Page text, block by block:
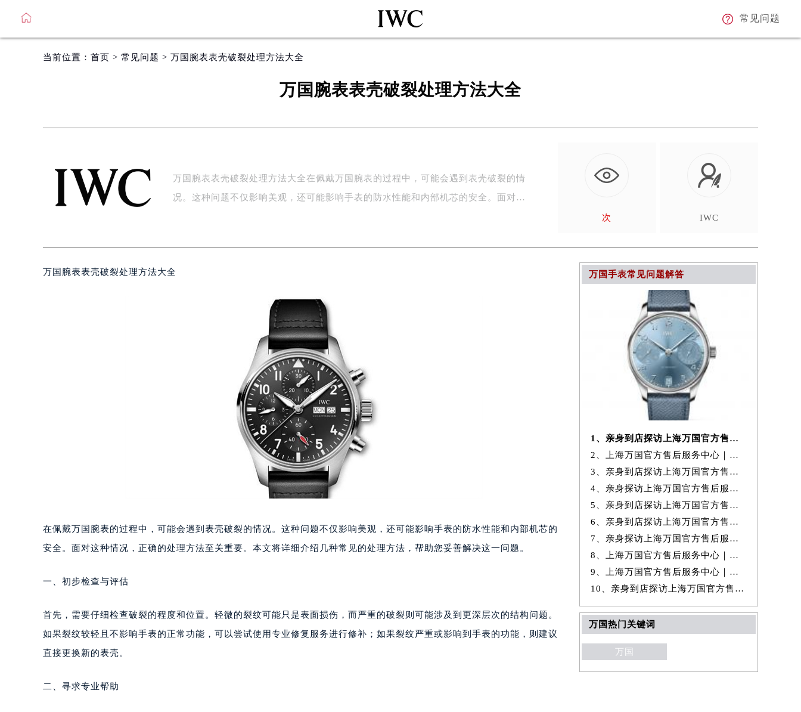
常见问题
当前位置： 首页 > 常见问题 > 万国腕表表壳破裂处理方法大全
万国腕表表壳破裂处理方法大全
万国腕表表壳破裂处理方法大全在佩戴万国腕表的过程中，可能会遇到表壳破裂的情
况。这种问题不仅影响美观，还可能影响手表的防水性能和内部机芯的安全。面对…
次 IWC
万国腕表表壳破裂处理方法大全
在佩戴万国腕表的过程中，可能会遇到表壳破裂的情况。这种问题不仅影响美观，还可能影响手表的防水性能和内部机芯的
安全。面对这种情况，正确的处理方法至关重要。本文将详细介绍几种常见的处理方法，帮助您妥善解决这一问题。
一、初步检查与评估
首先，需要仔细检查破裂的程度和位置。轻微的裂纹可能只是表面损伤，而严重的破裂则可能涉及到更深层次的结构问题。
如果裂纹较轻且不影响手表的正常功能，可以尝试使用专业修复服务进行修补；如果裂纹严重或影响到手表的功能，则建议
直接更换新的表壳。
二、寻求专业帮助
万国手表常见问题解答
1、亲身到店探访上海万国官方售后服务中心｜服务热线及办公地址（2026年
2、上海万国官方售后服务中心｜官方地址及24小时售后电话权威信息公示
3、亲身到店探访上海万国官方售后服务中心｜全新热线和详细维修地址（20
4、亲身探访上海万国官方售后服务中心｜全新服务热线及门店地址（2026年
5、亲身到店探访上海万国官方售后服务中心｜最新地址与24小时服务电话
6、亲身到店探访上海万国官方售后服务中心｜服务热线及完整地址（2026年
7、亲身探访上海万国官方售后服务中心｜全新地址电话一览（2026年7月最
8、上海万国官方售后服务中心｜最新地址及官方售后热线权威信息公示（20
9、上海万国官方售后服务中心｜完整地址及售后热线权威信息公示（2026年
10、亲身到店探访上海万国官方售后服务中心｜全部网点地址与售后电话（20
万国热门关键词
万国